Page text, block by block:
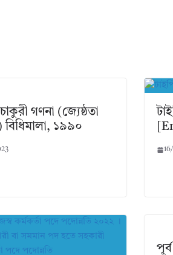
গণনা (জ্যেষ্ঠতা
বিধিমালা, ১৯৯০